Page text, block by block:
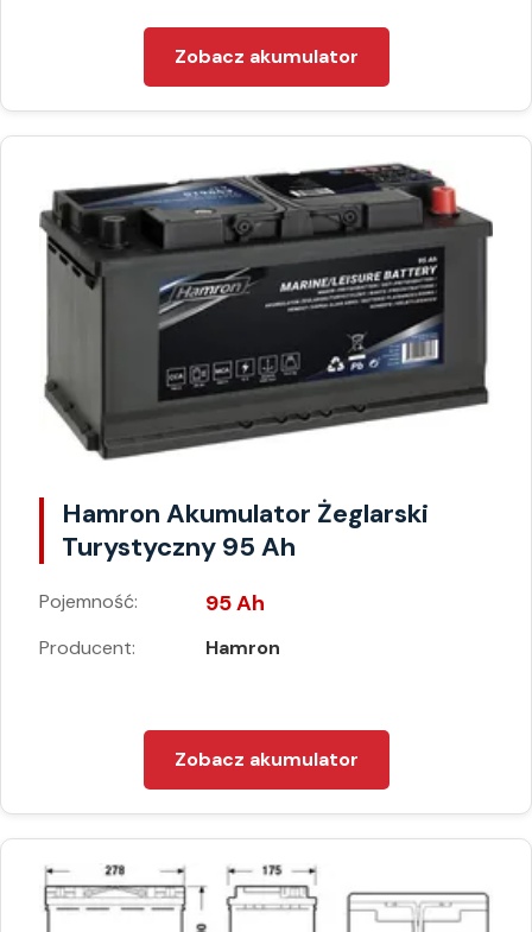
Zobacz akumulator
Hamron Akumulator Żeglarski
Turystyczny 95 Ah
Pojemność: 95 Ah
Producent: Hamron
Zobacz akumulator